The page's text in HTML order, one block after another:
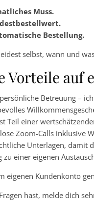
Muss.
Bestellung.
selbst, wann und
Vorteile auf
Betreuung –
Teil einer
Zoom-Calls inklusive
Unterlagen, damit
zu einer eigenen
eigenen Kundenkonto
hast, melde dich